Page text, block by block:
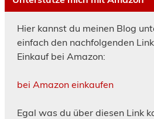
Hier kannst du meinen Blog
einfach den nachfolgenden
Einkauf bei Amazon:
bei Amazon einkaufen
Egal was du über diesen Link